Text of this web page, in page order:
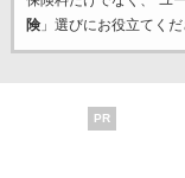
険」選びにお役立てくだ
PR